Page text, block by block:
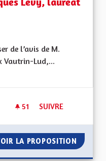
de l’avis de M.
Vautrin-Lud,...
: Autres
51 51 ABONNÉS
SUIVRE
LA PROPOSITION USER